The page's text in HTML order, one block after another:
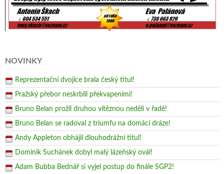
NOVINKY
Reprezentační dvojice brala český titul!
Pražský přebor neskrblil překvapeními!
Bruno Belan prožil druhou vítěznou neděli v řadě!
Bruno Belan se radoval z triumfu na domácí dráze!
Andy Appleton obhájil dlouhodrážní titul!
Dominik Suchánek dobyl malý lázeňský ovál!
Adam Bubba Bednář si vyjel postup do finále SGP2!